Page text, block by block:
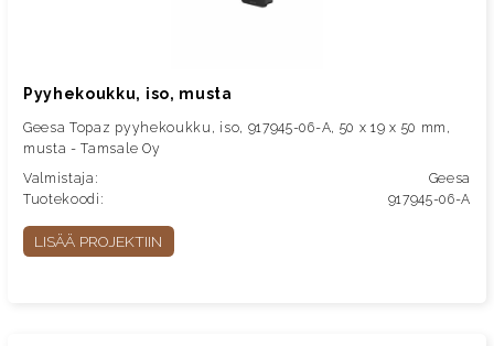
Pyyhekoukku, iso, musta
Geesa Topaz pyyhekoukku, iso, 917945-06-A, 50 x 19 x 50 mm,
musta - Tamsale Oy
Valmistaja:
Geesa
Tuotekoodi:
917945-06-A
LISÄÄ PROJEKTIIN